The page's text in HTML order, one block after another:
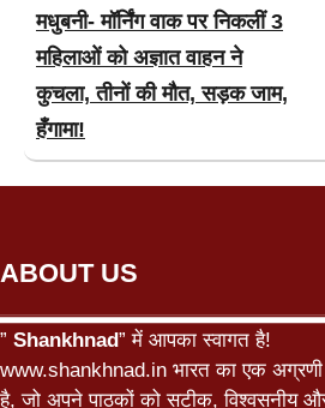
मधुबनी- मॉर्निंग वाक पर निकलीं 3
महिलाओं को अज्ञात वाहन ने
कुचला, तीनों की मौत, सड़क जाम,
हँगामा!
ABOUT US
” Shankhnad” में आपका स्वागत है!
www.shankhnad.in भारत का एक अग्रणी
है, जो अपने पाठकों को सटीक, विश्वसनीय और